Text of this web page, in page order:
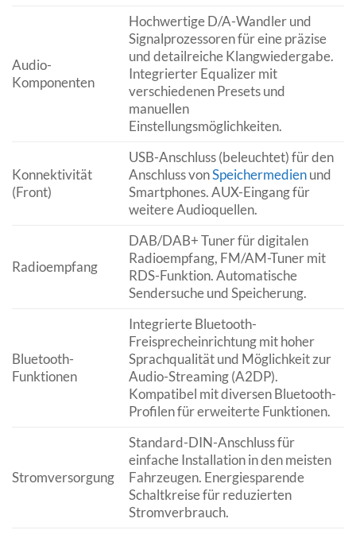
Audio-
Komponenten
Hochwertige D/A-Wandler und
Signalprozessoren für eine präzise
und detailreiche Klangwiedergabe.
Integrierter Equalizer mit
verschiedenen Presets und
manuellen
Einstellungsmöglichkeiten.
Konnektivität
(Front)
USB-Anschluss (beleuchtet) für den
Anschluss vonSpeichermedienund
Smartphones. AUX-Eingang für
weitere Audioquellen.
Radioempfang
DAB/DAB+ Tuner für digitalen
Radioempfang, FM/AM-Tuner mit
RDS-Funktion. Automatische
Sendersuche und Speicherung.
Bluetooth-
Funktionen
Integrierte Bluetooth-
Freisprecheinrichtung mit hoher
Sprachqualität und Möglichkeit zur
Audio-Streaming (A2DP).
Kompatibel mit diversen Bluetooth-
Profilen für erweiterte Funktionen.
Stromversorgung
Standard-DIN-Anschluss für
einfache Installation in den meisten
Fahrzeugen. Energiesparende
Schaltkreise für reduzierten
Stromverbrauch.